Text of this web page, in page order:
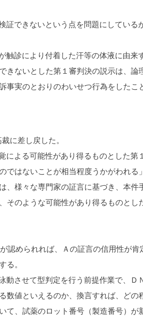
できないという点を問題にしている
診により付着した汗等の体液に由
ないとした第１審判決の説示は、
実のとおりのわいせつ行為をしたこ
に差し戻した。
る可能性があり得るものとした第
はないことが相当程度うかがわれ
様々な専門家の証言に基づき、本
のような可能性があり得るものと
られれば、Ａの証言の信用性が肯
る。
させて型判定を行う前提作業で、
値といえるのか、換言すれば、ど
、試薬のロット番号（製造番号）